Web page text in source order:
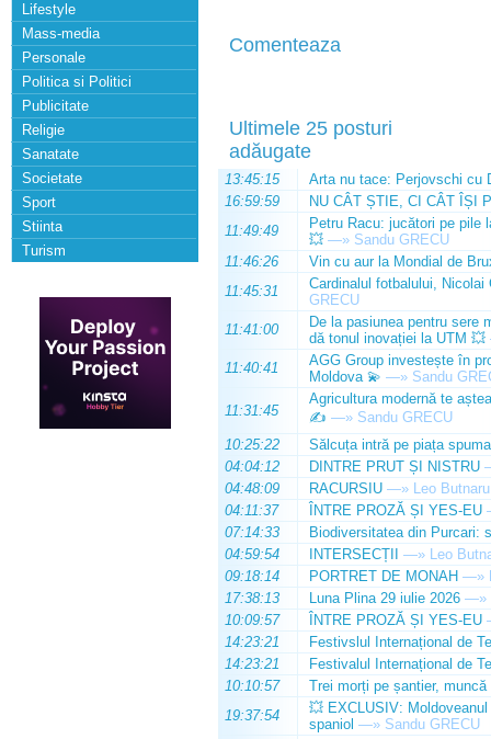
Lifestyle
Mass-media
Personale
Politica si Politici
Publicitate
Religie
Sanatate
Societate
Sport
Stiinta
Turism
Comenteaza
Ultimele 25 posturi
adăugate
13:45:15
Arta nu tace: Perjovschi cu
16:59:59
NU CÂT ȘTIE, CI CÂT ÎȘI
11:49:49
Petru Racu: jucători pe pile
💥 —» Sandu GRECU
11:46:26
Vin cu aur la Mondial de
11:45:31
Cardinalul fotbalului,
GRECU
11:41:00
De la pasiunea pentru sere
dă tonul inovației la UTM 💥
11:40:41
AGG Group investește în
Moldova 💫 —» Sandu
11:31:45
Agricultura modernă te
✍️ —» Sandu GRECU
10:25:22
Sălcuța intră pe piața
04:04:12
DINTRE PRUT ȘI NISTRU
04:48:09
RACURSIU —» Leo Butnaru
04:11:37
ÎNTRE PROZĂ ȘI YES-EU
07:14:33
Biodiversitatea din Purcari:
04:59:54
INTERSECȚII —» Leo
09:18:14
PORTRET DE MONAH —»
17:38:13
Luna Plina 29 iulie 2026 —»
10:09:57
ÎNTRE PROZĂ ȘI YES-EU
14:23:21
Festivslul Internațional de
14:23:21
Festivalul Internațional de
10:10:57
Trei morți pe șantier, muncă
19:37:54
💥 EXCLUSIV:
spaniol —» Sandu GRECU